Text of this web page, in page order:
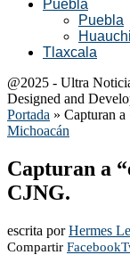
Puebla
Puebla
Tlaxcala
@2025 - Ultra
Designed and
Portada » Capturan
Michoacán
Capturan a
CJNG.
escrita porHermes
Compartir Facebook